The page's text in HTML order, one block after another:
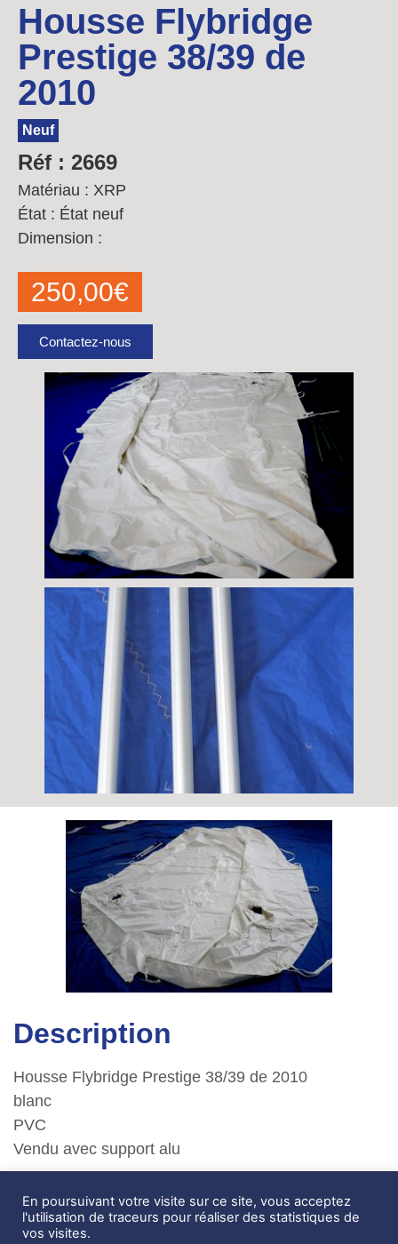
Housse Flybridge
Prestige 38/39 de
2010
Neuf
Réf : 2669
Matériau : XRP
État : État neuf
Dimension :
250,00€
Contactez-nous
Description
Housse Flybridge Prestige 38/39 de 2010
blanc
PVC
Vendu avec support alu
Zone de Coativoric,
route de Terenez
En poursuivant votre visite sur ce site, vous acceptez
l'utilisation de traceurs pour réaliser des statistiques de
vos visites.